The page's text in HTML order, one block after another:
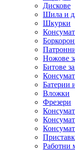
Дискове
Шила и
Шкурки
Ножове
Битове
Батерии
Вложки
Фрезери
Работни